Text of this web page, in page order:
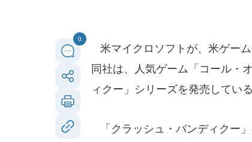
0
米マイクロソフトが、米ゲー
同社は、人気ゲーム「コール・
ィクー」シリーズを発売してい
「クラッシュ・バンディクー